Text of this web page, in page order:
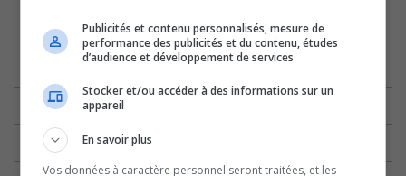
Publicités et contenu personnalisés, mesure de
performance des publicités et du contenu, études
d’audience et développement de services
Stocker et/ou accéder à des informations sur un
appareil
En savoir plus
Vos données à caractère personnel seront traitées, et les